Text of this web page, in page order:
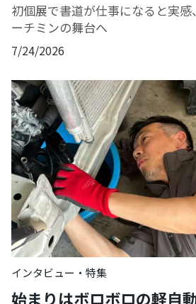
初個展で書道が仕事になると実
ーチミンの舞台へ
7/24/2026
インタビュー・特集
始まりはボロボロの軽自